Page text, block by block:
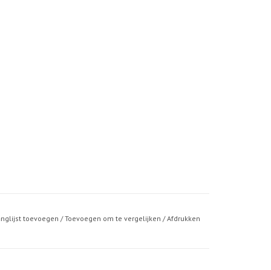
toevoegen /Toevoegen om te vergelijken /Afdrukken